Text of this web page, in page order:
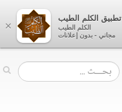
×
تطبيق الكلم الطيب
الكلم الطيب
مجاني - بدون إعلانات